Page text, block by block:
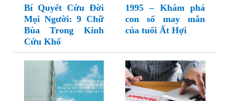
Bí Quyết Cứu Đời
Mọi Người: 9 Chữ
Bùa Trong Kinh
Cứu Khổ
1995 – Khám phá
con số may mắn
của tuổi Ất Hợi